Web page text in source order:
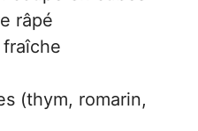
râpé
(thym, romarin,